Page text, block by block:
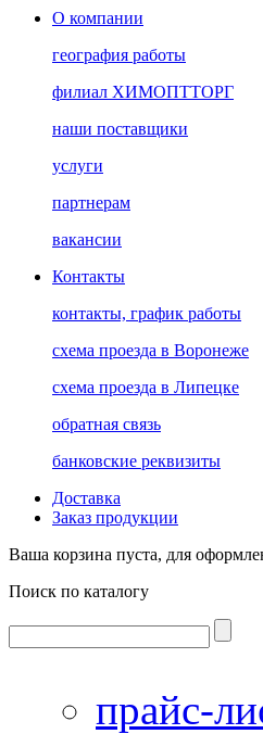
О компании
география работы
филиал ХИМОПТТОРГ
наши поставщики
услуги
партнерам
вакансии
Контакты
контакты, график работы
схема проезда в Воронеже
схема проезда в Липецке
обратная связь
банковские реквизиты
Доставка
Заказ продукции
Ваша корзина пуста, для
Поиск по каталогу
прайс-